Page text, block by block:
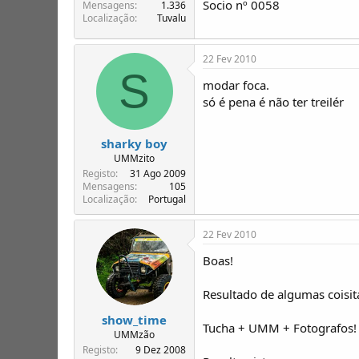
T
ó
i
o
Mensagens
1.336
Localização
Tuvalu
Socio nº 0058
S
sharky boy
UMMzito
Registo
31 Ago 2009
Mensagens
105
Localização
Portugal
22 Fev 2010
modar foca.
só é pena é não ter treilér
show_time
UMMzão
Registo
9 Dez 2008
22 Fev 2010
Boas!
Resultado de algumas
Tucha + UMM + Fotografos!